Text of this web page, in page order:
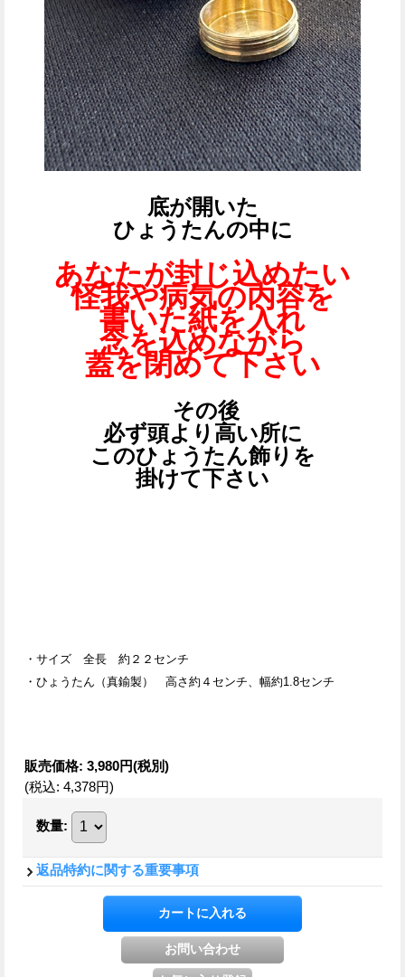
底が開いた
ひょうたんの中に
あなたが封じ込めたい
怪我や病気の内容を
書いた紙を入れ
念を込めながら
蓋を閉めて下さい
その後
必ず頭より高い所に
このひょうたん飾りを
掛けて下さい
・サイズ 全長 約２２センチ
・ひょうたん（真鍮製） 高さ約４センチ、幅約1.8センチ
販売価格: 3,980円(税別)
(税込: 4,378円)
数量:
返品特約に関する重要事項